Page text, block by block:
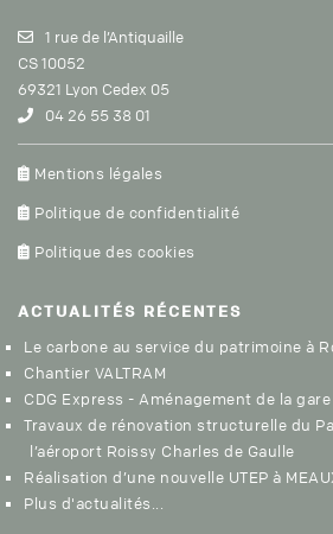
1 rue de l’Antiquaille
CS 10052
69321 Lyon Cedex 05
04 26 55 38 01
Mentions légales
Politique de confidentialité
Politique des cookies
ACTUALITÉS RÉCENTES
Le carbone au service du patrimoine à
Chantier VALTRAM
CDG Express - Aménagement de la gare
Travaux de rénovation structurelle du
l’aéroport Roissy Charles de Gaulle
Réalisation d’une nouvelle UTEP à
Plus d'actualités...